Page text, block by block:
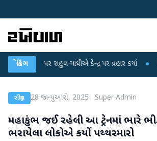
બ્રેકિંગ
પર રાહુલ ગાંધીએ કેન્દ્ર પર પ્રહાર કર્યા ●
રાષ્ટ્રીય 28 જાન્યુઆરી, 2025 Super Admin
મહાકુંભ જઈ રહેલી આ ટ્રેનમાં ભારે
ભરાયેલા લોકોએ કર્યો પથ્થરમારો